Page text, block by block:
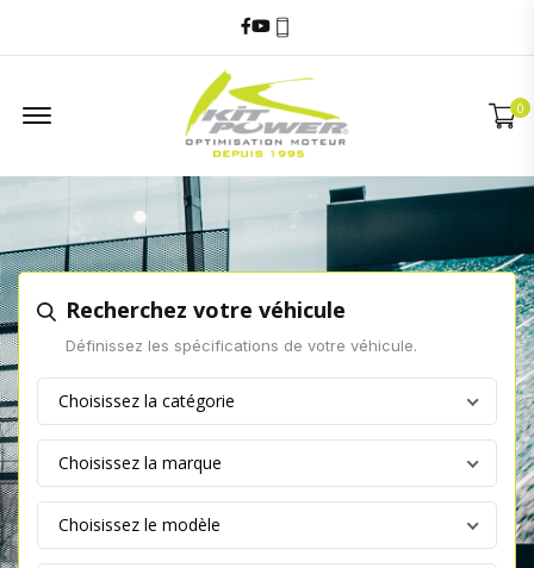
Facebook
Youtube
0
Recherchez votre véhicule
Définissez les spécifications de votre véhicule.